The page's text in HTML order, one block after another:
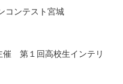
コンテスト宮城
催 第１回高校生インテリ